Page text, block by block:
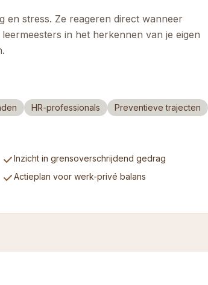
en stress. Ze reageren direct wanneer
in het herkennen van je eigen
HR-professionals Preventieve trajecten
Inzicht in grensoverschrijdend gedrag
Actieplan voor werk-privé balans